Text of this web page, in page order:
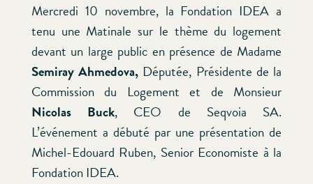
Mercredi 10 novembre, la Fondation IDEA a
tenu une Matinale sur le thème du logement
devant un large public en présence de Madame
Semiray Ahmedova, Députée, Présidente de la
Commission du Logement et de Monsieur
Nicolas Buck, CEO de Seqvoia SA.
L’événement a débuté par une présentation de
Michel-Edouard Ruben, Senior Economiste à la
Fondation IDEA.